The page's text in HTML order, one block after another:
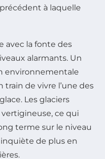
à laquelle
avec la fonte des
alarmants. Un
environnementale
train de vivre l’une des
Les glaciers
ce qui
terme sur le niveau
de plus en